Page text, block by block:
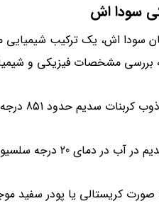
سودا اش
سودا اش، یک ترکیب شیمیایی
بررسی مشخصات فیزیکی و
است. این محصول در دماهای بالاتر تجزیه می‌شود.
سلسیوس برابر با 215 گرم در لیتر است.
کریستالی یا پودر سفید